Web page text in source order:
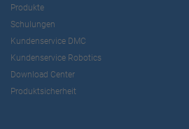
Produkte
Schulungen
Kundenservice DMC
Kundenservice Robotics
Download Center
Produktsicherheit